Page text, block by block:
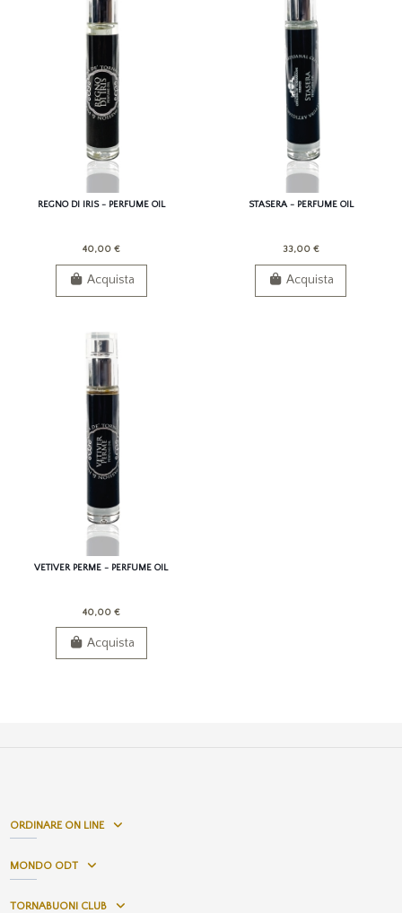
REGNO DI IRIS - PERFUME OIL
40,00 €
Acquista
STASERA - PERFUME OIL
33,00 €
Acquista
VETIVER PERME - PERFUME OIL
40,00 €
Acquista
ORDINARE ON LINE
MONDO ODT
TORNABUONI CLUB